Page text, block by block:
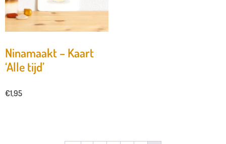
Ninamaakt – Kaart
‘Alle tijd’
€1,95